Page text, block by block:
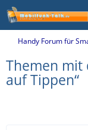
Handy Forum für
Themen mit
auf Tippen“